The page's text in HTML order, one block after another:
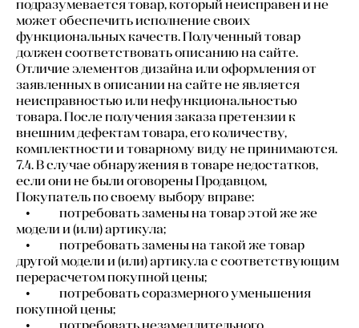
подразумевается товар, который неисправен и не
может обеспечить исполнение своих
функциональных качеств. Полученный товар
должен соответствовать описанию на сайте.
Отличие элементов дизайна или оформления от
заявленных в описании на сайте не является
неисправностью или нефункциональностью
товара. После получения заказа претензии к
внешним дефектам товара, его количеству,
комплектности и товарному виду не принимаются.
7.4. В случае обнаружения в товаре недостатков,
если они не были оговорены Продавцом,
Покупатель по своему выбору вправе:
• потребовать замены на товар этой же же
модели и (или) артикула;
• потребовать замены на такой же товар
другой модели и (или) артикула с соответствующим
перерасчетом покупной цены;
• потребовать соразмерного уменьшения
покупной цены;
• потребовать незамедлительного